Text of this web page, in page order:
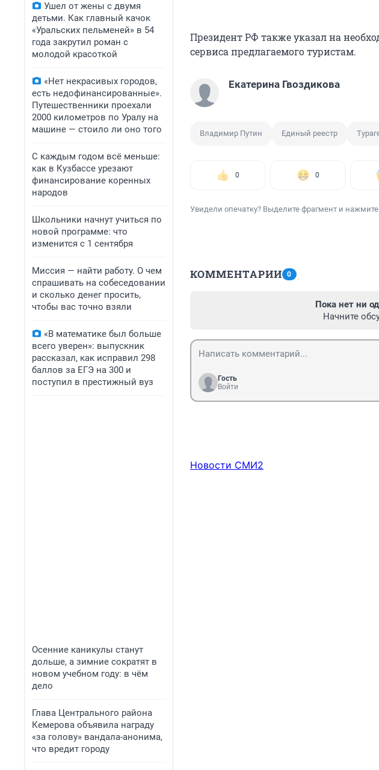
Ушел от жены с двумя
детьми. Как главный качок
«Уральских пельменей» в 54
года закрутил роман с
молодой красоткой
«Нет некрасивых городов,
есть недофинансированные».
Путешественники проехали
2000 километров по Уралу на
машине — стоило ли оно того
С каждым годом всё меньше:
как в Кузбассе урезают
финансирование коренных
народов
Школьники начнут учиться по
новой программе: что
изменится с 1 сентября
Миссия — найти работу. О чем
спрашивать на собеседовании
и сколько денег просить,
чтобы вас точно взяли
«В математике был больше
всего уверен»: выпускник
рассказал, как исправил 298
баллов за ЕГЭ на 300 и
поступил в престижный вуз
Осенние каникулы станут
дольше, а зимние сократят в
новом учебном году: в чём
дело
Глава Центрального района
Кемерова объявила награду
«за голову» вандала-анонима,
что вредит городу
Президент РФ также указал на
сервиса предлагаемого туристам.
Екатерина Гвоздикова
Владимир Путин Единый реестр
0 0
Увидели опечатку? Выделите фрагмент и нажмите
КОММЕНТАРИИ 0
Пока нет ни
Начните
Гость
Войти
Новости СМИ2